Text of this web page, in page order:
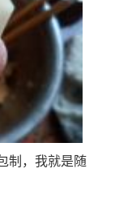
制，我就是随